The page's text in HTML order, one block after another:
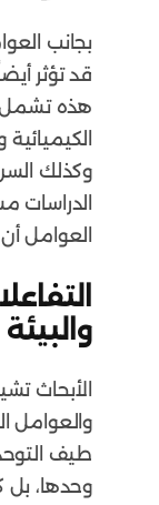
بجانب
قد تؤثر
هذه تشمل
وكذلك
العوامل
والبيئة
الأبحاث
والعوامل
طيف
وحدها،